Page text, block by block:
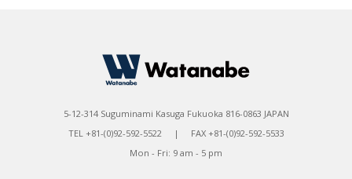
5-12-314 Suguminami Kasuga Fukuoka 816-0863 JAPAN
TEL +81-(0)92-592-5522 | FAX +81-(0)92-592-5533
Mon - Fri: 9 am - 5 pm